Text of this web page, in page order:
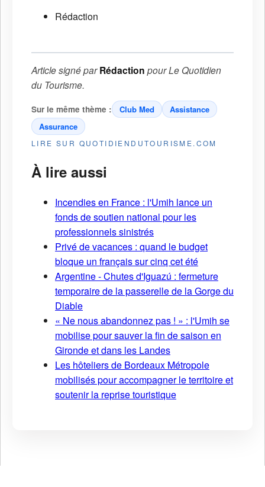
Rédaction
Article signé parRédaction pourLe Quotidien
du Tourisme.
Sur le même thème : Club Med
Assistance
Assurance
LIRE SUR QUOTIDIENDUTOURISME.COM
À lire aussi
Incendies en France : l'Umih lance un
fonds de soutien national pour les
professionnels sinistrés
Privé de vacances : quand le budget
bloque un français sur cinq cet été
Argentine - Chutes d'Iguazú : fermeture
temporaire de la passerelle de la Gorge du
Diable
« Ne nous abandonnez pas ! » : l'Umih se
mobilise pour sauver la fin de saison en
Gironde et dans les Landes
Les hôteliers de Bordeaux Métropole
mobilisés pour accompagner le territoire et
soutenir la reprise touristique